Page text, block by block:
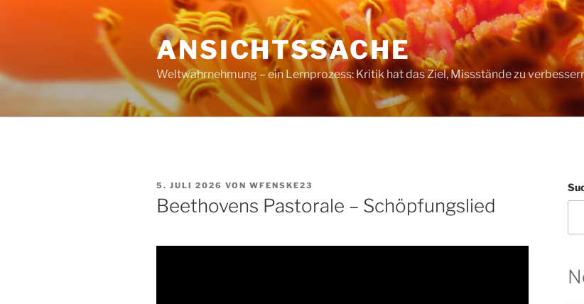
ANSICHTSSACHE
Weltwahrnehmung – ein Lernprozess: Kritik hat das Ziel, Missstände zu
VERÖFFENTLICHT
AM
5. JULI 2026 VON WFENSKE23
Beethovens Pastorale – Schöpfungslied